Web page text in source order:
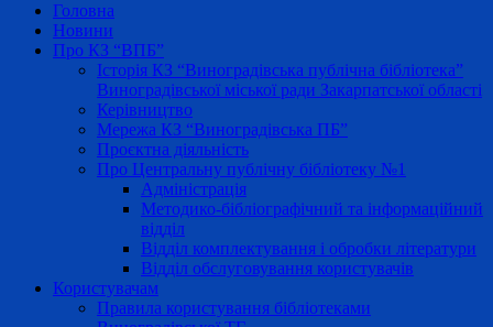
Головна
Новини
Про КЗ “ВПБ”
Історія КЗ “Виноградівська публічна бібліотека”
Виноградівської міської ради Закарпатської області
Керівництво
Мережа КЗ “Виноградівська ПБ”
Проєктна діяльність
Про Центральну публічну бібліотеку №1
Адміністрація
Методико-бібліографічний та інформаційний
відділ
Відділ комплектування і обробки літератури
Відділ обслуговування користувачів
Користувачам
Правила користування бібліотеками